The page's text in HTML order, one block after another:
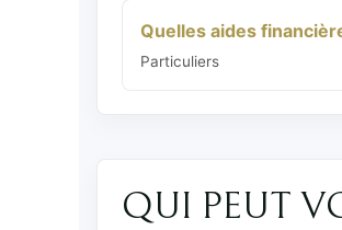
Quelles aides
Particuliers
QUI PEUT